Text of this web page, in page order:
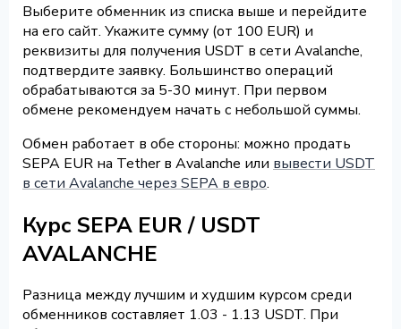
Выберите обменник из списка выше и перейдите
на его сайт. Укажите сумму (от 100 EUR) и
реквизиты для получения USDT в сети Avalanche,
подтвердите заявку. Большинство операций
обрабатываются за 5-30 минут. При первом
обмене рекомендуем начать с небольшой суммы.
Обмен работает в обе стороны: можно продать
SEPA EUR на Tether в Avalanche или вывести USDT
в сети Avalanche через SEPA в евро.
Курс SEPA EUR / USDT
AVALANCHE
Разница между лучшим и худшим курсом среди
обменников составляет 1.03 - 1.13 USDT. При